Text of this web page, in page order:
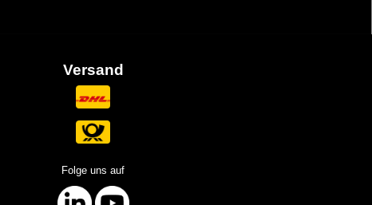
Versand
Folge uns auf